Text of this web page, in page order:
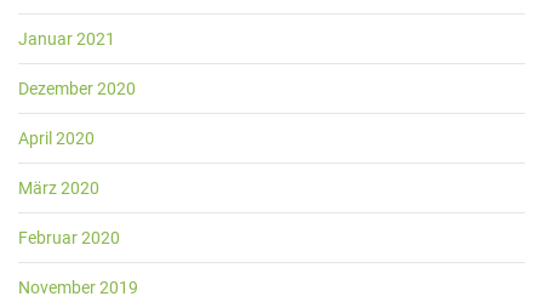
Januar 2021
Dezember 2020
April 2020
März 2020
Februar 2020
November 2019